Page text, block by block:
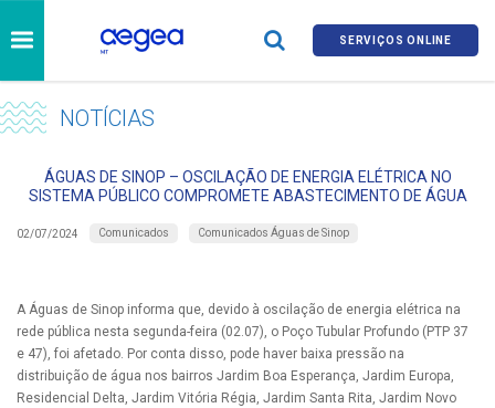
SERVIÇOS ONLINE
NOTÍCIAS
ÁGUAS DE SINOP – OSCILAÇÃO DE ENERGIA ELÉTRICA NO
SISTEMA PÚBLICO COMPROMETE ABASTECIMENTO DE ÁGUA
02/07/2024 Comunicados Comunicados Águas de Sinop
A Águas de Sinop informa que, devido à oscilação de energia elétrica na
rede pública nesta segunda-feira (02.07), o Poço Tubular Profundo (PTP 37
e 47), foi afetado. Por conta disso, pode haver baixa pressão na
distribuição de água nos bairros Jardim Boa Esperança, Jardim Europa,
Residencial Delta, Jardim Vitória Régia, Jardim Santa Rita, Jardim Novo